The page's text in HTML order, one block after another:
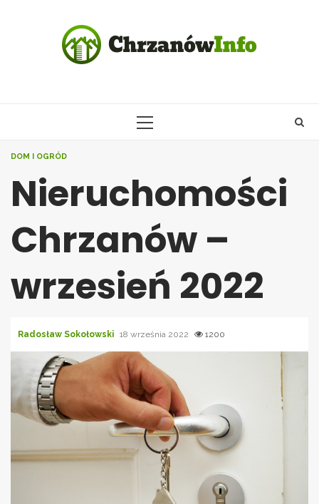
PRIMARY
DOM I OGRÓD
Nieruchomości
Chrzanów –
wrzesień 2022
Radosław Sokołowski 18 września 2022 1200